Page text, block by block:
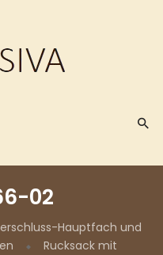
02
Hauptfach und
Rucksack mit